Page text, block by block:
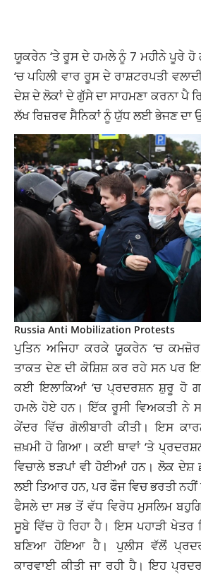
ਯੂਕਰੇਨ ‘ਤੇ ਰੂਸ ਦੇ ਹਮਲੇ ਨੂੰ 7 ਮਹੀਨੇ ਪੂਰੇ
‘ਚ ਪਹਿਲੀ ਵਾਰ ਰੂਸ ਦੇ ਰਾਸ਼ਟਰਪਤੀ
ਦੇਸ਼ ਦੇ ਲੋਕਾਂ ਦੇ ਗੁੱਸੇ ਦਾ ਸਾਹਮਣਾ ਕਰਨਾ ਪੈ
ਲੱਖ ਰਿਜ਼ਰਵ ਸੈਨਿਕਾਂ ਨੂੰ ਯੁੱਧ ਲਈ ਭੇਜਣ ਦਾ
Russia Anti Mobilization Protests
ਪੁਤਿਨ ਅਜਿਹਾ ਕਰਕੇ ਯੂਕਰੇਨ ‘ਚ
ਤਾਕਤ ਦੇਣ ਦੀ ਕੋਸ਼ਿਸ਼ ਕਰ ਰਹੇ ਸਨ ਪਰ
ਕਈ ਇਲਾਕਿਆਂ ‘ਚ ਪ੍ਰਦਰਸ਼ਨ ਸ਼ੁਰੂ ਹੋ
ਹਮਲੇ ਹੋਏ ਹਨ। ਇੱਕ ਰੂਸੀ ਵਿਅਕਤੀ ਨੇ
ਕੇਂਦਰ ਵਿੱਚ ਗੋਲੀਬਾਰੀ ਕੀਤੀ। ਇਸ
ਜ਼ਖ਼ਮੀ ਹੋ ਗਿਆ। ਕਈ ਥਾਵਾਂ ‘ਤੇ
ਵਿਚਾਲੇ ਝੜਪਾਂ ਵੀ ਹੋਈਆਂ ਹਨ। ਲੋਕ ਦੇਸ਼
ਲਈ ਤਿਆਰ ਹਨ, ਪਰ ਫੌਜ ਵਿਚ ਭਰਤੀ ਨਹੀਂ
ਫੈਸਲੇ ਦਾ ਸਭ ਤੋਂ ਵੱਧ ਵਿਰੋਧ ਮੁਸਲਿਮ
ਸੂਬੇ ਵਿੱਚ ਹੋ ਰਿਹਾ ਹੈ। ਇਸ ਪਹਾੜੀ ਖੇਤਰ
ਬਣਿਆ ਹੋਇਆ ਹੈ। ਪੁਲੀਸ ਵੱਲੋਂ
ਕਾਰਵਾਈ ਕੀਤੀ ਜਾ ਰਹੀ ਹੈ। ਇਹ